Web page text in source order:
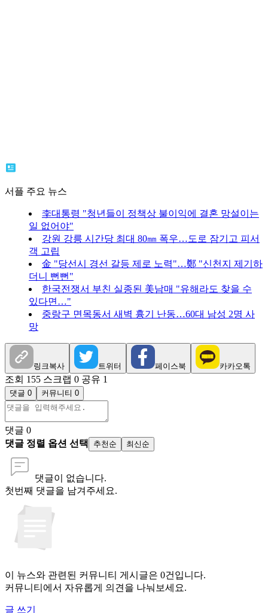
서플 주요 뉴스
李대통령 "청년들이 정책상 불이익에 결혼 망설이는
일 없어야"
강원 강릉 시간당 최대 80㎜ 폭우…도로 잠기고 피서
객 고립
金 "당선시 경선 갈등 제로 노력"…鄭 "신천지 제기하
더니 뻔뻔"
한국전쟁서 부친 실종된 美남매 "유해라도 찾을 수
있다면…"
중랑구 면목동서 새벽 흉기 난동…60대 남성 2명 사
망
링크복사 트위터 페이스북 카카오톡
조회 155 스크랩 0 공유 1
댓글 0 커뮤니티 0
댓글 0
댓글 정렬 옵션 선택
추천순 최신순
댓글이 없습니다.
첫번째 댓글을 남겨주세요.
이 뉴스와 관련된 커뮤니티 게시글은 0건입니다.
커뮤니티에서 자유롭게 의견을 나눠보세요.
글 쓰기